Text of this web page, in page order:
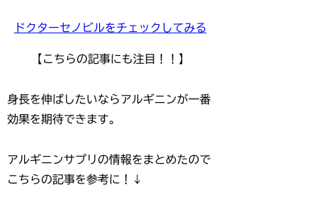
ドクターセノビルをチェックしてみる
【こちらの記事にも注目！！】
身長を伸ばしたいならアルギニンが一番
効果を期待できます。
アルギニンサプリの情報をまとめたので
こちらの記事を参考に！↓